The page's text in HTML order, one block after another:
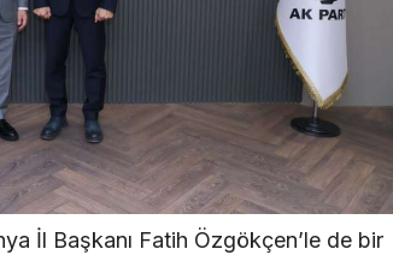
İl Başkanı Fatih Özgökçen’le de bir